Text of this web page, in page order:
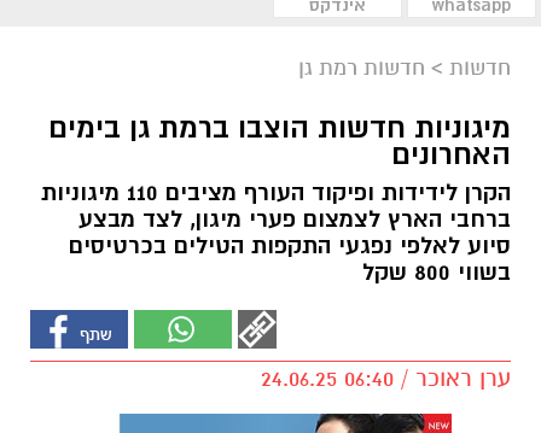
whatsapp
אינדקס
חדשות > חדשות רמת גן
מיגוניות חדשות הוצבו ברמת גן בימים
האחרונים
הקרן לידידות ופיקוד העורף מציבים 110 מיגוניות
ברחבי הארץ לצמצום פערי מיגון, לצד מבצע
סיוע לאלפי נפגעי התקפות הטילים בכרטיסים
בשווי 800 שקל
ערן ראוכר / 06:40 24.06.25